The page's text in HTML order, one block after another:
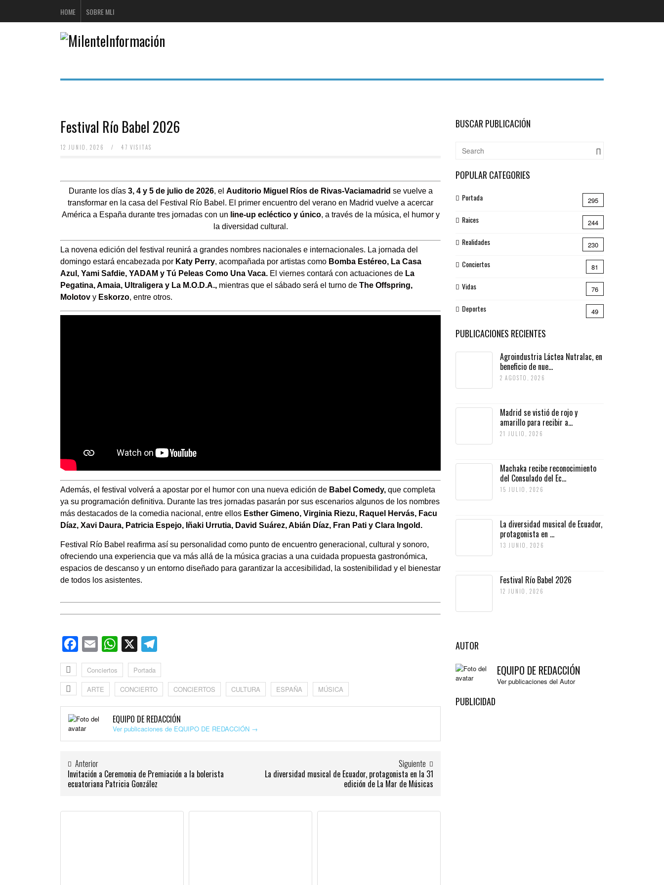
HOME SOBRE MLI
Festival Río Babel 2026
12 JUNIO, 2026 / 47 VISITAS
Durante los días 3, 4 y 5 de julio de 2026, el Auditorio Miguel Ríos de Rivas-Vaciamadrid se vuelve a
transformar en la casa del Festival Río Babel. El primer encuentro del verano en Madrid vuelve a acercar
América a España durante tres jornadas con un line-up ecléctico y único, a través de la música, el humor y
la diversidad cultural.
La novena edición del festival reunirá a grandes nombres nacionales e internacionales. La jornada del
domingo estará encabezada por Katy Perry, acompañada por artistas como Bomba Estéreo, La Casa
Azul, Yami Safdie, YADAM y Tú Peleas Como Una Vaca. El viernes contará con actuaciones de La
Pegatina, Amaia, Ultraligera y La M.O.D.A., mientras que el sábado será el turno de The Offspring,
Molotov y Eskorzo, entre otros.
Además, el festival volverá a apostar por el humor con una nueva edición de Babel Comedy, que completa
ya su programación definitiva. Durante las tres jornadas pasarán por sus escenarios algunos de los nombres
más destacados de la comedia nacional, entre ellos Esther Gimeno, Virginia Riezu, Raquel Hervás, Facu
Díaz, Xavi Daura, Patricia Espejo, Iñaki Urrutia, David Suárez, Abián Díaz, Fran Pati y Clara Ingold.
Festival Río Babel reafirma así su personalidad como punto de encuentro generacional, cultural y sonoro,
ofreciendo una experiencia que va más allá de la música gracias a una cuidada propuesta gastronómica,
espacios de descanso y un entorno diseñado para garantizar la accesibilidad, la sostenibilidad y el bienestar
de todos los asistentes.
Facebook
EmailWhatsApp
X
Conciertos Portada
ARTE CONCIERTO CONCIERTOS CULTURA ESPAÑA MÚSICA
EQUIPO DE REDACCIÓN
Ver publicaciones de EQUIPO DE REDACCIÓN →
Anterior
Invitación a Ceremonia de Premiación a la bolerista
ecuatoriana Patricia González
Siguiente
La diversidad musical de Ecuador, protagonista en la 31
edición de La Mar de Músicas
BUSCAR PUBLICACIÓN
POPULAR CATEGORIES
Portada 295
Raices 244
Realidades 230
Conciertos 81
Vidas 76
Deportes 49
PUBLICACIONES RECIENTES
Agroindustria Láctea Nutralac, en
beneficio de nue...
2 AGOSTO, 2026
Madrid se vistió de rojo y
amarillo para recibir a...
21 JULIO, 2026
Machaka recibe reconocimiento
del Consulado del Ec...
15 JULIO, 2026
La diversidad musical de Ecuador,
protagonista en ...
13 JUNIO, 2026
Festival Río Babel 2026
12 JUNIO, 2026
AUTOR
EQUIPO DE REDACCIÓN
Ver publicaciones del Autor
PUBLICIDAD